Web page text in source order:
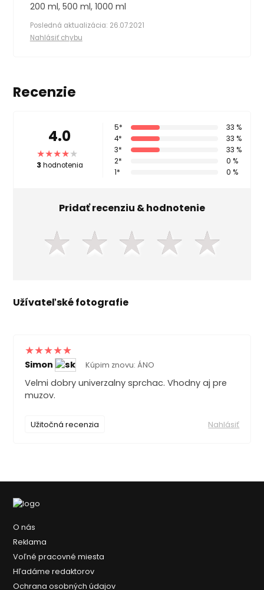
200 ml, 500 ml, 1000 ml
Posledná aktualizácia: 26.07.2021
Nahlásiť chybu
Recenzie
Simon Kúpim znovu: ÁNO
Velmi dobry univerzalny sprchac. Vhodny aj pre
muzov.
Užitočná recenzia Nahlásiť
4.0
3 hodnotenia
5*
33 %
4*
33 %
3*
33 %
2*
0 %
1*
0 %
Pridať recenziu & hodnotenie
★ ★ ★ ★ ★
Užívateľské fotografie
O nás
Reklama
Voľné pracovné miesta
Hľadáme redaktorov
Ochrana osobných údajov